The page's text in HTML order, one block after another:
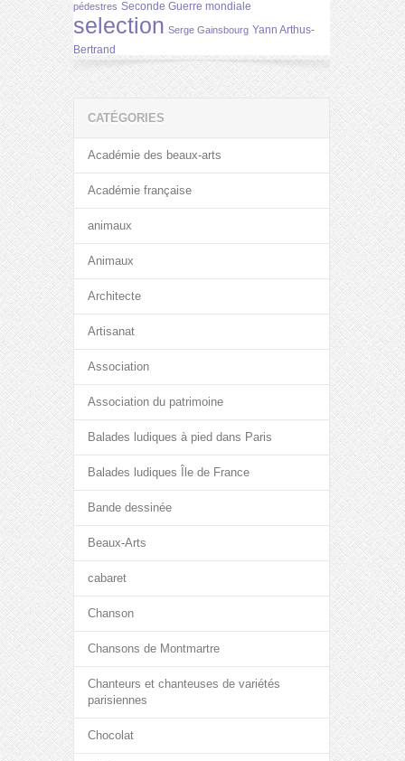
pédestres Seconde Guerre mondiale
selection Serge Gainsbourg Yann Arthus-
Bertrand
CATÉGORIES
Académie des beaux-arts
Académie française
animaux
Animaux
Architecte
Artisanat
Association
Association du patrimoine
Balades ludiques à pied dans Paris
Balades ludiques Île de France
Bande dessinée
Beaux-Arts
cabaret
Chanson
Chansons de Montmartre
Chanteurs et chanteuses de variétés
parisiennes
Chocolat